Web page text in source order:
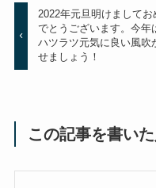
2022年元旦明けましてお
でとうございます。今年
ハツラツ元気に良い風吹
せましょう！
この記事を書いた